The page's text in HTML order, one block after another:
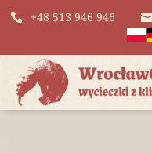
+48 513 946 946